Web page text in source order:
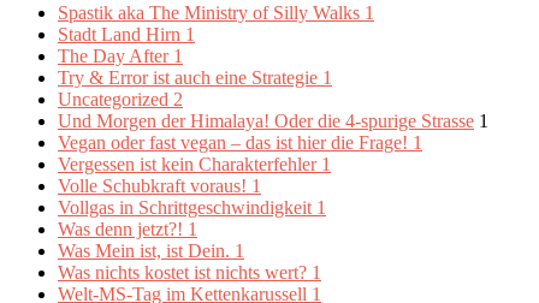
Spastik aka The Ministry of Silly Walks 1
Stadt Land Hirn 1
The Day After 1
Try & Error ist auch eine Strategie 1
Uncategorized 2
Und Morgen der Himalaya! Oder die 4-spurige Strasse 1
Vegan oder fast vegan – das ist hier die Frage! 1
Vergessen ist kein Charakterfehler 1
Volle Schubkraft voraus! 1
Vollgas in Schrittgeschwindigkeit 1
Was denn jetzt?! 1
Was Mein ist, ist Dein. 1
Was nichts kostet ist nichts wert? 1
Welt-MS-Tag im Kettenkarussell 1